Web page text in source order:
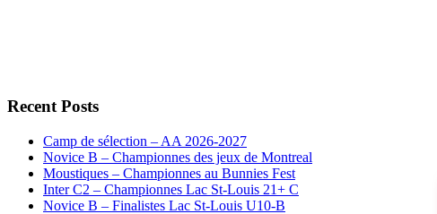
Recent Posts
Camp de sélection – AA 2026-2027
Novice B – Championnes des jeux de Montreal
Moustiques – Championnes au Bunnies Fest
Inter C2 – Championnes Lac St-Louis 21+ C
Novice B – Finalistes Lac St-Louis U10-B